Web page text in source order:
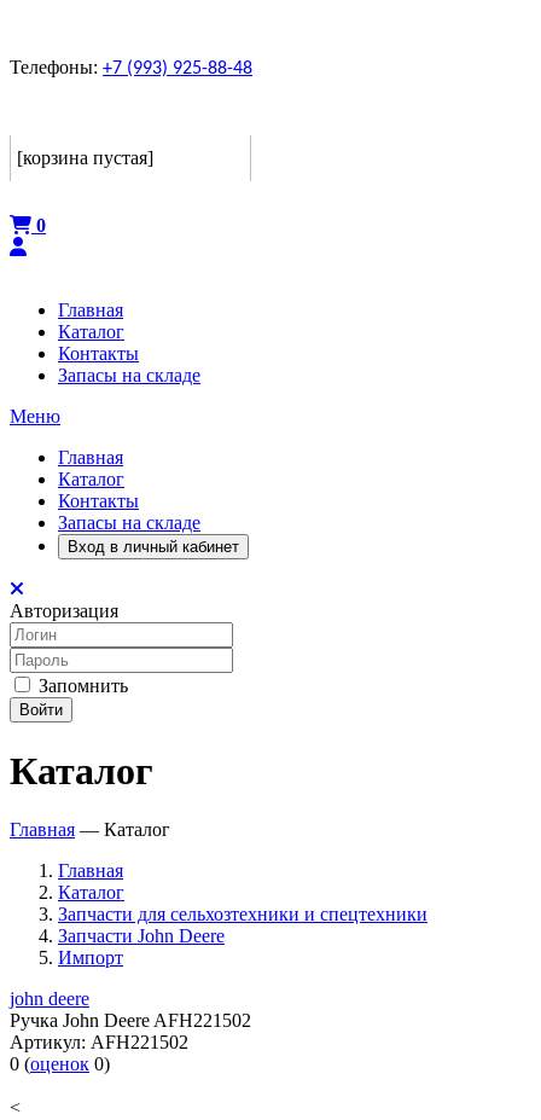
Телефоны: +7 (993) 925-88-48
[корзина пустая]
0
Главная
Каталог
Контакты
Запасы на складе
Меню
Главная
Каталог
Контакты
Запасы на складе
Вход в личный кабинет
Авторизация
Запомнить
Войти
Каталог
Главная — Каталог
Главная
Каталог
Запчасти для сельхозтехники и спецтехники
Запчасти John Deere
Импорт
john deere
Ручка John Deere AFH221502
Артикул: AFH221502
0 (оценок 0)
<